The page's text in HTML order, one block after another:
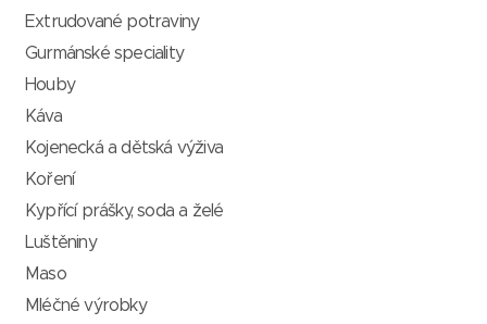
Extrudované potraviny
Gurmánské speciality
Houby
Káva
Kojenecká a dětská výživa
Koření
Kypřící prášky, soda a želé
Luštěniny
Maso
Mléčné výrobky